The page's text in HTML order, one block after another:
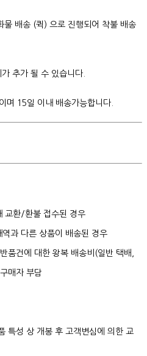
물 배송 (퀵) 으로 진행되어 착불 배송
추가 될 수 있습니다.
며 15일 이내 배송가능합니다.
교환/환불 접수된 경우
과 다른 상품이 배송된 경우
품건에 대한 왕복 배송비(일반 택배,
매자 부담
특성 상 개봉 후 고객변심에 의한 교